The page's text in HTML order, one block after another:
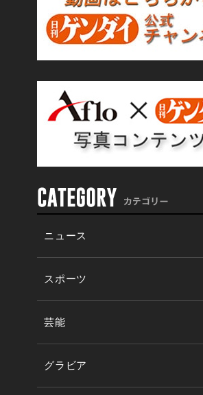
ニュース
スポーツ
芸能
グラビア